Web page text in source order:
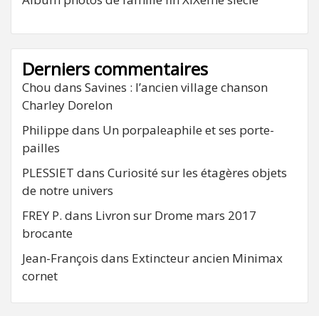
Derniers commentaires
Chou dans Savines : l’ancien village chanson
Charley Dorelon
Philippe dans Un porpaleaphile et ses porte-
pailles
PLESSIET dans Curiosité sur les étagères objets
de notre univers
FREY P. dans Livron sur Drome mars 2017
brocante
Jean-François dans Extincteur ancien Minimax
cornet